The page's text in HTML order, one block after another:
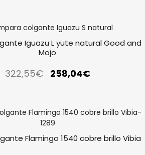
Iguazu L yute natural Good and
Mojo
322,55€ 258,04€
Flamingo 1540 cobre brillo Vibia